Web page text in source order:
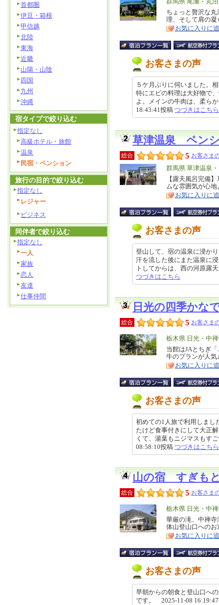
エ
リ
ア
特
徴
ちょっと贅沢な
理、そして肩の
お気に入りに
お客さまの声
５ケ月ぶりに伺いました。
特にエビの料理は大好物で
よ。メインの牛肉は、柔ら
18:43:41投稿 つづきはこちら
草津温泉 ペン
総合 5 お客さま
エ
リ
ア
群馬県 草津温泉
特
徴
【露天風呂完備
ムな雰囲気が心
お気に入りに
お客さまの声
登山して、宿の温泉に浸か
汗を流した後にまた温泉に
トしてからは、西の河原露
つづきはこちら
日光の四季かな
総合 5 お客さま
エ
リ
ア
栃木県 日光・中
特
徴
当館はJAとちぎ
牛のプランが人
お気に入りに
お客さまの声
初めての1人旅で利用しまし
たけど食事付きにして大正
くて、湯葉もニジマスもす
08:58:10投稿 つづきはこちら
山の宿 すぎも
総合 5 お客さま
エ
リ
ア
栃木県 日光・中
特
徴
華厳の滝、中禅
体山登山口への
お気に入りに
お客さまの声
早朝からの朝食と登山口へ
です。 2025-11-08
首都圏
伊豆・箱根
甲信越
北陸
東海
近畿
山陽・山陰
四国
九州
沖縄
宿タイプで絞り込む
指定なし
高級ホテル・旅館
温泉
民宿・ペンション
旅行の目的で絞り込む
指定なし
レジャー
ビジネス
同伴者で絞り込む
指定なし
一人
家族
恋人
友達
仕事仲間